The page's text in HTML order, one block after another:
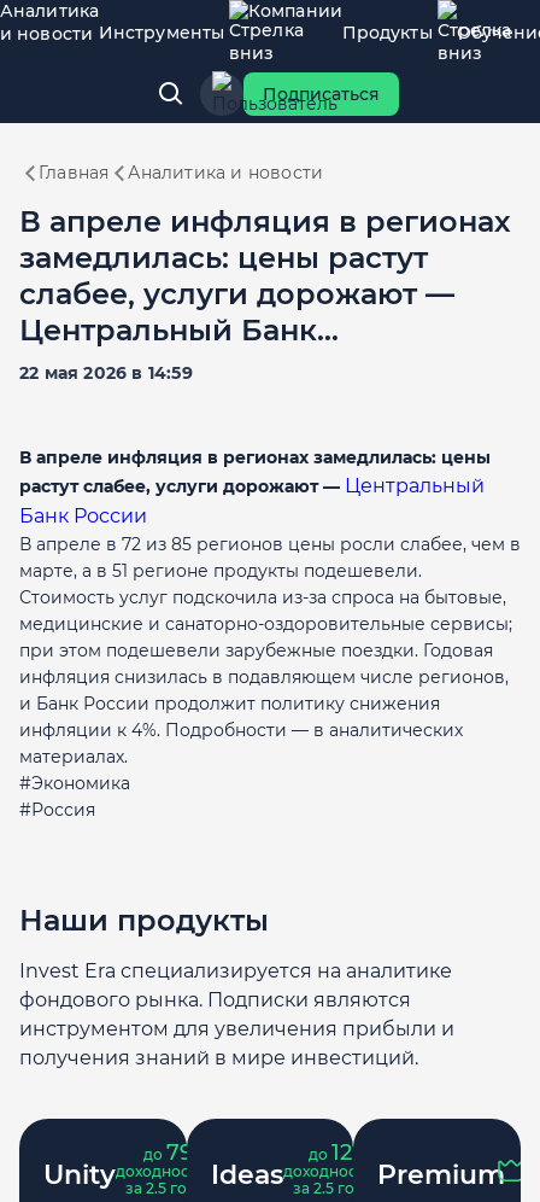
Аналитика
и новости Инструменты
Компании
Продукты
Подписаться
Главная Аналитика и новости
В апреле инфляция в регионах
замедлилась: цены растут
слабее, услуги дорожают —
Центральный Банк...
22 мая 2026 в 14:59
В апреле инфляция в регионах замедлилась: цены
растут слабее, услуги дорожают — Центральный
Банк России
В апреле в 72 из 85 регионов цены росли слабее, чем в
марте, а в 51 регионе продукты подешевели.
Стоимость услуг подскочила из-за спроса на бытовые,
медицинские и санаторно-оздоровительные сервисы;
при этом подешевели зарубежные поездки. Годовая
инфляция снизилась в подавляющем числе регионов,
и Банк России продолжит политику снижения
инфляции к 4%. Подробности — в аналитических
материалах.
#Экономика
#Россия
Наши продукты
Invest Era специализируется на аналитике
фондового рынка. Подписки являются
инструментом для увеличения прибыли и
получения знаний в мире инвестиций.
Unity
до 79
доходность
за 2.5 года
Ideas
до 121
доходность
за 2.5 года
Premium